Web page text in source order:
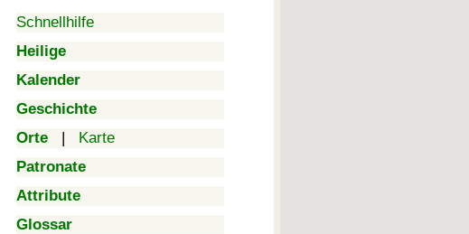
Schnellhilfe
Heilige
Kalender
Geschichte
Orte | Karte
Patronate
Attribute
Glossar